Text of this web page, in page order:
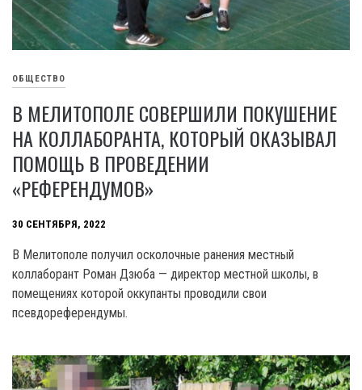
ОБЩЕСТВО
В МЕЛИТОПОЛЕ СОВЕРШИЛИ ПОКУШЕНИЕ
НА КОЛЛАБОРАНТА, КОТОРЫЙ ОКАЗЫВАЛ
ПОМОЩЬ В ПРОВЕДЕНИИ
«РЕФЕРЕНДУМОВ»
30 СЕНТЯБРЯ, 2022
В Мелитополе получил осколочные ранения местный
коллаборант Роман Дзюба — директор местной школы, в
помещениях которой оккупанты проводили свои
псевдореферендумы.